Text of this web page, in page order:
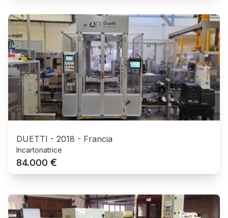
DUETTI - 2018 - Francia
Incartonatrice
84.000 €